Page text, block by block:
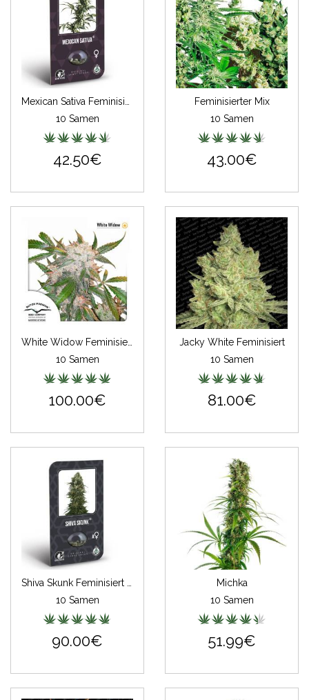
10 Samen
42.50€
Feminisierter Mix
10 Samen
43.00€
10 Samen
100.00€
Jacky White Feminisiert
10 Samen
81.00€
10 Samen
90.00€
Michka
10 Samen
51.99€